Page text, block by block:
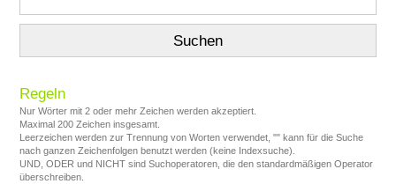
Suchfunktion [5]
Druck-Version
Regeln
Nur Wörter mit 2 oder mehr Zeichen werden akzeptiert.
Maximal 200 Zeichen insgesamt.
Leerzeichen werden zur Trennung von Worten verwendet, "" kann für die Suche
nach ganzen Zeichenfolgen benutzt werden (keine Indexsuche).
UND, ODER und NICHT sind Suchoperatoren, die den standardmäßigen Operator
überschreiben.